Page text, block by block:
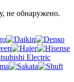
не обнаружено.